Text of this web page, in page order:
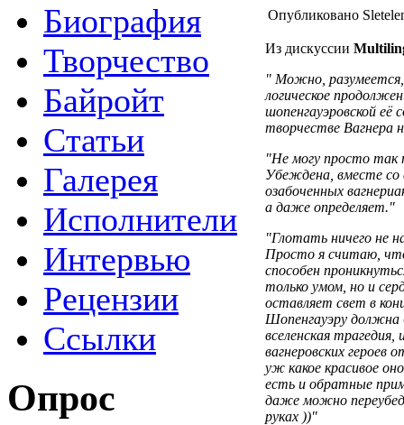
Биография
Творчество
Байройт
Статьи
Галерея
Исполнители
Интервью
Рецензии
Ссылки
Опрос
Опубликовано
Из дискуссии
" Можно,
логическое
шопенгауэровской
творчестве Вагнера
"Не могу просто так
Убеждена, вместе со
озабоченных
а даже определяет."
"Глотать ничего не
Просто я считаю,
способен
только умом, но и
оставляет свет в
Шопенгауэру
вселенская
вагнеровских героев
уж какое красивое
есть и обратные
даже можно
руках ))"